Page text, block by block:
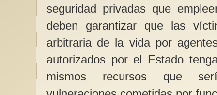
seguridad privadas que
deben garantizar que las
arbitraria de la vida por
autorizados por el Estado
mismos recursos que